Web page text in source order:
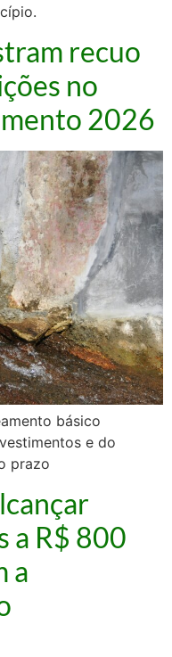
recuo
no
2026
básico
e do
prazo
a R$ 800
a